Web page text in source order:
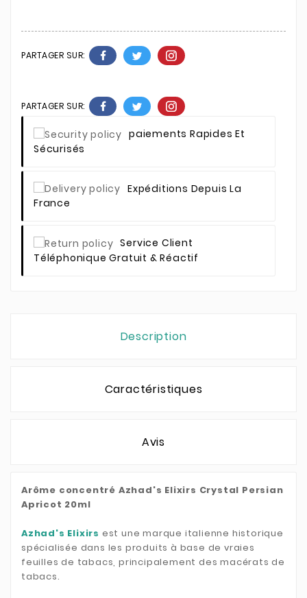
PARTAGER SUR:
PARTAGER SUR:
Paiements Rapides Et
Sécurisés
Expéditions Depuis La
France
Service Client
Téléphonique Gratuit & Réactif
Description
Caractéristiques
Avis
Arôme concentré Azhad's Elixirs Crystal Persian
Apricot 20ml
Azhad's Elixirs est une marque italienne historique
spécialisée dans les produits à base de vraies
feuilles de tabacs, principalement des macérats de
tabacs.